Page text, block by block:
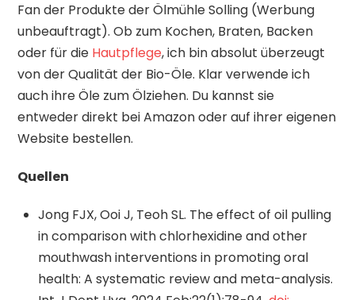
Fan der Produkte der Ölmühle Solling (Werbung
unbeauftragt). Ob zum Kochen, Braten, Backen
oder für die Hautpflege, ich bin absolut überzeugt
von der Qualität der Bio-Öle. Klar verwende ich
auch ihre Öle zum Ölziehen. Du kannst sie
entweder direkt bei Amazon oder auf ihrer eigenen
Website bestellen.
Quellen
Jong FJX, Ooi J, Teoh SL. The effect of oil pulling
in comparison with chlorhexidine and other
mouthwash interventions in promoting oral
health: A systematic review and meta-analysis.